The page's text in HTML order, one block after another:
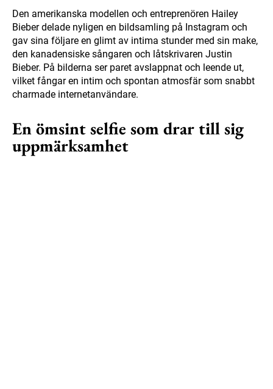
Den amerikanska modellen och entreprenören Hailey
Bieber delade nyligen en bildsamling på Instagram och
gav sina följare en glimt av intima stunder med sin make,
den kanadensiske sångaren och låtskrivaren Justin
Bieber. På bilderna ser paret avslappnat och leende ut,
vilket fångar en intim och spontan atmosfär som snabbt
charmade internetanvändare.
En ömsint selfie som drar till sig
uppmärksamhet